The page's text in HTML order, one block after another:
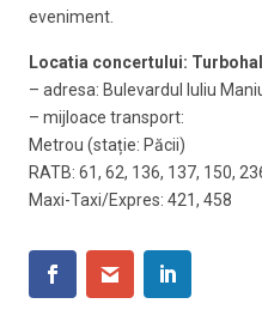
eveniment.
Locatia concertului:
– adresa: Bulevardul Iuliu
– mijloace transport:
Metrou (stație: Păcii)
RATB: 61, 62, 136, 137, 150,
Maxi-Taxi/Expres: 421, 458